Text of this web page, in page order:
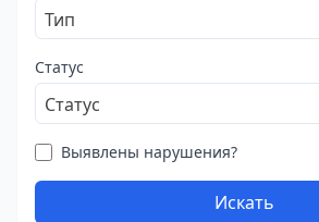
Тип
Статус
Статус
Выявлены нарушения?
Искать